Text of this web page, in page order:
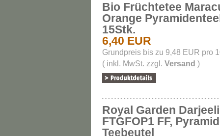
Bio Früchtetee
Orange
15Stk.
6,40 EUR
Grundpreis bis zu 9,48 EUR pro
( inkl. MwSt. zzgl.Versand )
Royal Garden
FTGFOP1 FF,
Teebeutel